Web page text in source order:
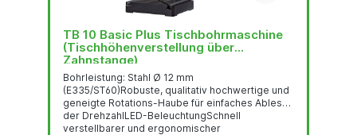
TB 10 Basic Plus Tischbohrmaschine
(Tischhöhenverstellung über
Zahnstange)
Bohrleistung: Stahl Ø 12 mm
(E335/ST60)Robuste, qualitativ hochwertige und
geneigte Rotations-Haube für einfaches Ablesen
der DrehzahlLED-BeleuchtungSchnell
verstellbarer und ergonomischer